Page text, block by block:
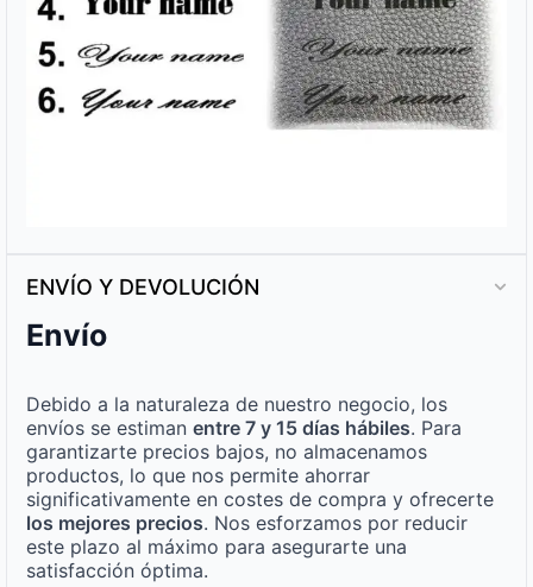
ENVÍO Y DEVOLUCIÓN
Envío
Debido a la naturaleza de nuestro negocio, los
envíos se estiman entre 7 y 15 días hábiles. Para
garantizarte precios bajos, no almacenamos
productos, lo que nos permite ahorrar
significativamente en costes de compra y ofrecerte
los mejores precios. Nos esforzamos por reducir
este plazo al máximo para asegurarte una
satisfacción óptima.